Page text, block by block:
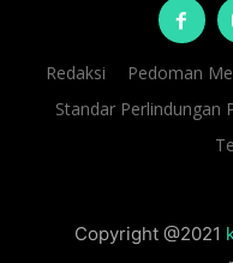
Redaksi Pedoman
Standar Perlindungan
Copyright @2021